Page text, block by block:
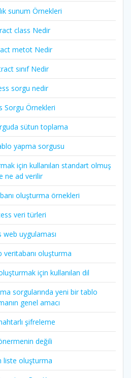
sunum Örnekleri
class Nedir
metot Nedir
sınıf Nedir
sorgu nedir
Sorgu Örnekleri
sütun toplama
yapma sorgusu
için kullanılan standart olmuş
ne ad verilir
oluşturma örnekleri
veri türleri
web uygulaması
veritabanı oluşturma
için kullanılan dil
sorgularında yeni bir tablo
genel amacı
şifreleme
değili
liste oluşturma